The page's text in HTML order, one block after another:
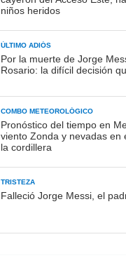
niños heridos
ÚLTIMO ADIÓS
Por la muerte de Jorge
Rosario: la difícil decisión
COMBO METEOROLÓGICO
Pronóstico del tiempo en
viento Zonda y nevadas en
la cordillera
TRISTEZA
Falleció Jorge Messi, el